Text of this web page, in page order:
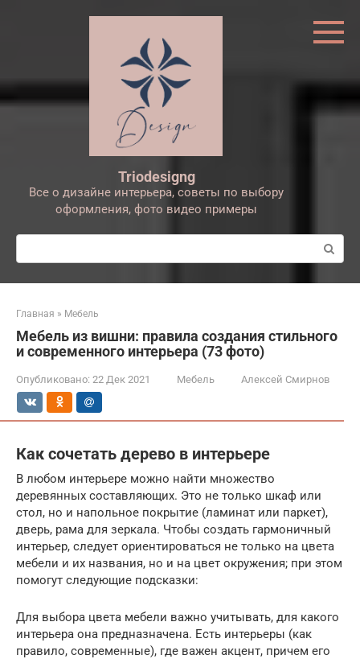
Triodesigng
Все о дизайне интерьера, советы по выбору
оформления, фото видео примеры
Поиск:
Главная » Мебель
Мебель из вишни: правила создания стильного
и современного интерьера (73 фото)
Опубликовано: 22 Дек 2021 Мебель Алексей Смирнов
Как сочетать дерево в интерьере
В любом интерьере можно найти множество
деревянных составляющих. Это не только шкаф или
стол, но и напольное покрытие (ламинат или паркет),
дверь, рама для зеркала. Чтобы создать гармоничный
интерьер, следует ориентироваться не только на цвета
мебели и их названия, но и на цвет окружения; при этом
помогут следующие подсказки:
Для выбора цвета мебели важно учитывать, для какого
интерьера она предназначена. Есть интерьеры (как
правило, современные), где важен акцент, причем его